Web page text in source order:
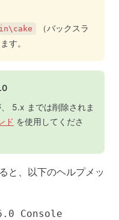
（バックスラ
す。
5.x までは削除されま
ド を使用してくださ
と、以下のヘルプメッ
Console